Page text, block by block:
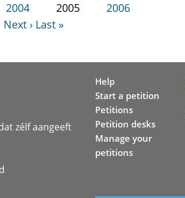
2004 2005
2006
Next › Last »
zélf aangeeft
Help
Start a petition
Petitions
Petition desks
Manage your
petitions